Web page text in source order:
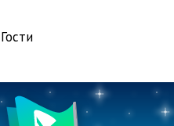
Гости